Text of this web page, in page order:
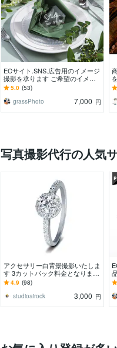
ECサイト.SNS.広告用のイメージ
撮影を承ります ご希望のイメー
ジを出来る限り作り込みます。
5.0 (53)
grassPhoto
7,000 円
写真撮影代行の人気
アクセサリー白背景撮影いたしま
す 3カットパック料金となりま
す。
4.9 (98)
studioairock
3,000 円